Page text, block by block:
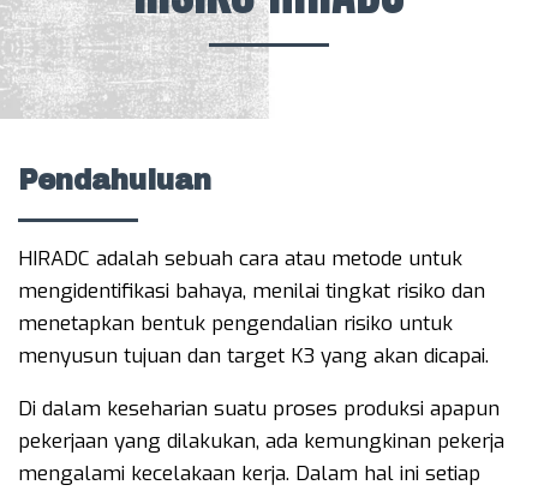
Pendahuluan
HIRADC adalah sebuah cara atau metode untuk
mengidentifikasi bahaya, menilai tingkat risiko dan
menetapkan bentuk pengendalian risiko untuk
menyusun tujuan dan target K3 yang akan dicapai.
Di dalam keseharian suatu proses produksi apapun
pekerjaan yang dilakukan, ada kemungkinan pekerja
mengalami kecelakaan kerja. Dalam hal ini setiap